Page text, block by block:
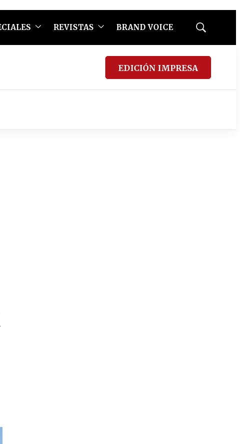
REVISTAS BRAND VOICE
Mostrar
EDICIÓN IMPRESA